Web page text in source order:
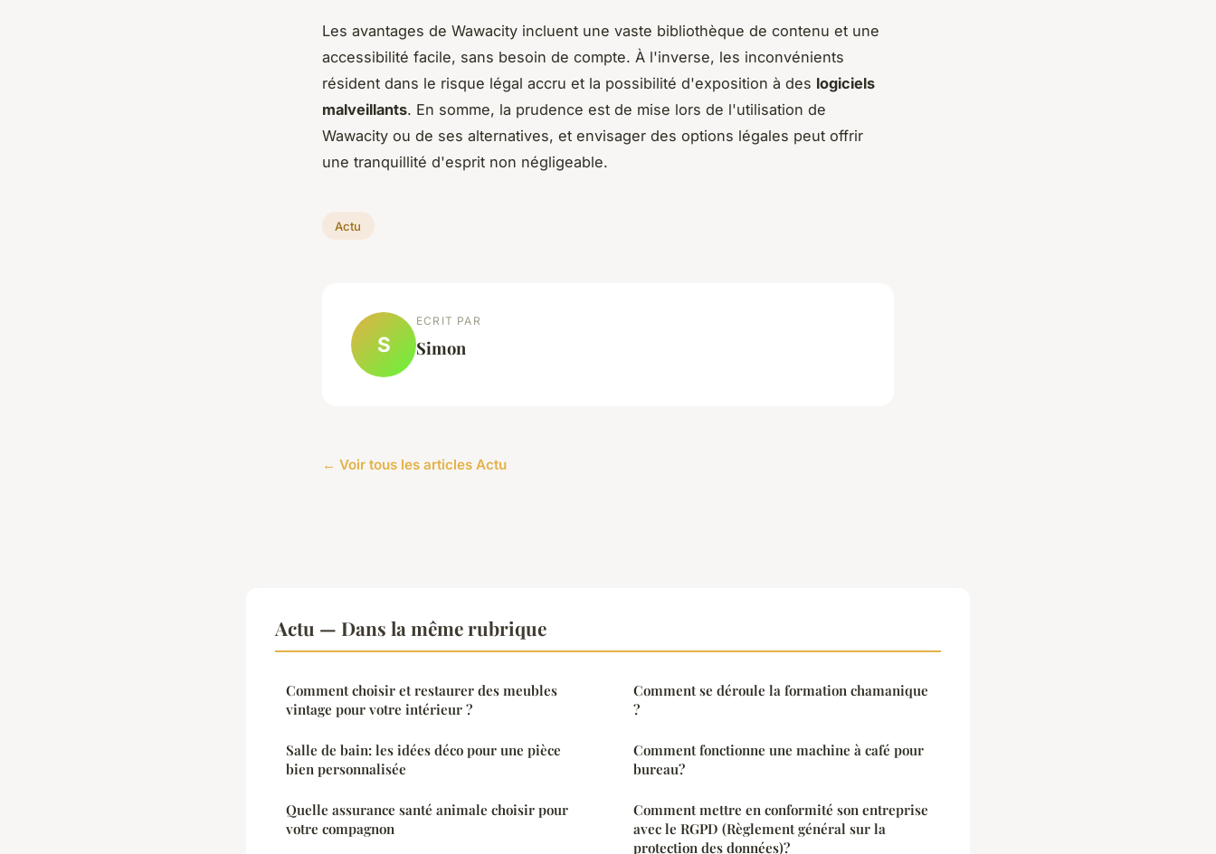
Les avantages de Wawacity incluent une vaste bibliothèque de contenu et une
accessibilité facile, sans besoin de compte. À l'inverse, les inconvénients
résident dans le risque légal accru et la possibilité d'exposition à des logiciels
malveillants. En somme, la prudence est de mise lors de l'utilisation de
Wawacity ou de ses alternatives, et envisager des options légales peut offrir
une tranquillité d'esprit non négligeable.
Actu
S
ECRIT PAR
Simon
← Voir tous les articles Actu
Actu — Dans la même rubrique
Comment choisir et restaurer des meubles
vintage pour votre intérieur ?
Salle de bain: les idées déco pour une pièce
bien personnalisée
Quelle assurance santé animale choisir pour
votre compagnon
Comment se déroule la formation chamanique
?
Comment fonctionne une machine à café pour
bureau?
Comment mettre en conformité son entreprise
avec le RGPD (Règlement général sur la
protection des données)?